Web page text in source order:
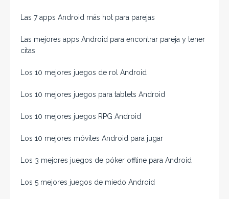
Las 7 apps Android más hot para parejas
Las mejores apps Android para encontrar pareja y tener
citas
Los 10 mejores juegos de rol Android
Los 10 mejores juegos para tablets Android
Los 10 mejores juegos RPG Android
Los 10 mejores móviles Android para jugar
Los 3 mejores juegos de póker offline para Android
Los 5 mejores juegos de miedo Android